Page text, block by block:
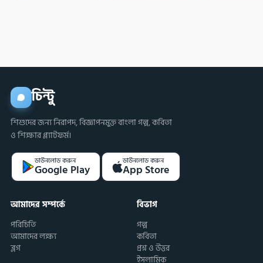
চিন্টু
শিশুদের জন্য নিরাপদ, বিজ্ঞাপনমুক্ত বাংলা গল্প, কবিতা
ও শিক্ষার প্ল্যাটফর্ম।
ডাউনলোড করুন
Google Play
ডাউনলোড করুন
App Store
আমাদের সম্পর্কে
পরিচিতি
আমাদের লক্ষ্য
ব্লগ
বিভাগ
গল্প
কবিতা
প্রশ্ন ও উত্তর
ইসলামিক